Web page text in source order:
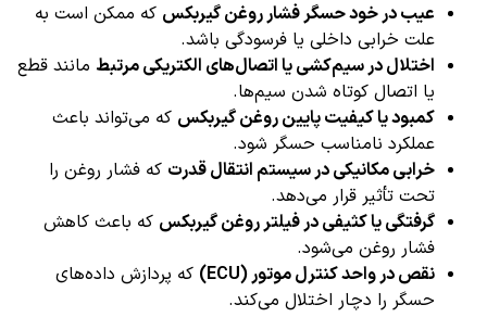
عیب در خود حسگر فشار روغن گیربکس که ممکن است به
علت خرابی داخلی یا فرسودگی باشد.
اختلال در سیم‌کشی یا اتصال‌های الکتریکی مرتبط مانند قطع
یا اتصال کوتاه شدن سیم‌ها.
کمبود یا کیفیت پایین روغن گیربکس که می‌تواند باعث
عملکرد نامناسب حسگر شود.
خرابی مکانیکی در سیستم انتقال قدرت که فشار روغن را
تحت تأثیر قرار می‌دهد.
گرفتگی یا کثیفی در فیلتر روغن گیربکس که باعث کاهش
فشار روغن می‌شود.
نقص در واحد کنترل موتور (ECU)
که پردازش داده‌های
حسگر را دچار اختلال می‌کند.